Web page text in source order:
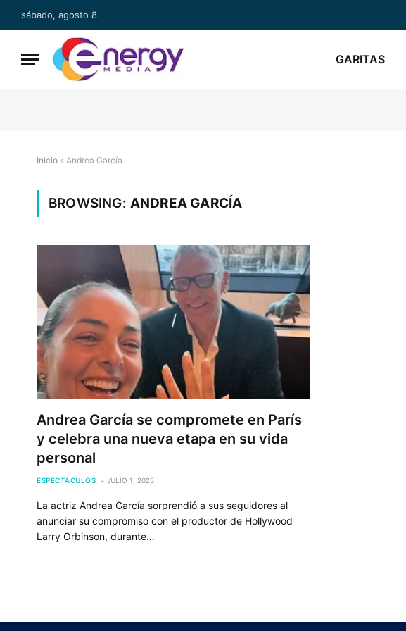
sábado, agosto 8
GARITAS
Inicio » Andrea García
BROWSING: ANDREA GARCÍA
Andrea García se compromete en París
y celebra una nueva etapa en su vida
personal
ESPECTÁCULOS JULIO 1, 2025
La actriz Andrea García sorprendió a sus seguidores al
anunciar su compromiso con el productor de Hollywood
Larry Orbinson, durante…